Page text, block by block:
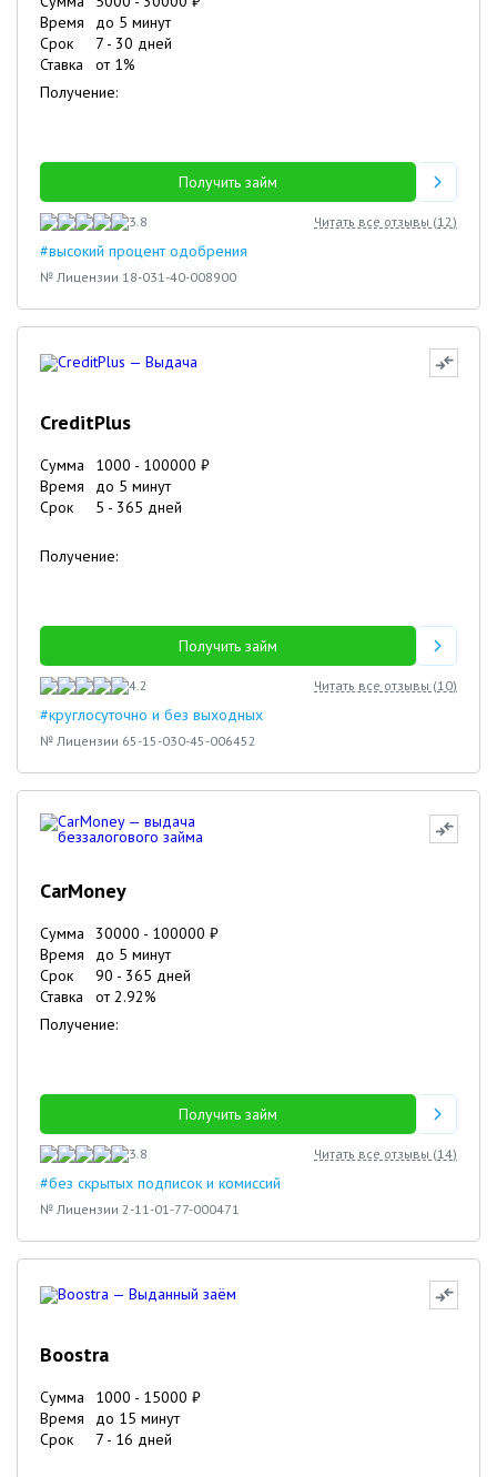
Время
до 5 минут
Срок
7 - 30 дней
Ставка
от 1%
Получение:
Получить займ
3.8 Читать все отзывы (12)
#высокий процент одобрения
№ Лицензии 18-031-40-008900
CreditPlus
Сумма 1000 - 100000 ₽
Время
до 5 минут
Срок
5 - 365 дней
Получение:
Получить займ
4.2 Читать все отзывы (10)
#круглосуточно и без выходных
№ Лицензии 65-15-030-45-006452
CarMoney
Сумма 30000 - 100000 ₽
Время
до 5 минут
Срок
90 - 365 дней
Ставка
от2.92%
Получение:
Получить займ
3.8 Читать все отзывы (14)
#без скрытых подписок и комиссий
№ Лицензии 2-11-01-77-000471
Boostra
Сумма 1000 - 15000 ₽
Время
до 15 минут
Срок
7 - 16 дней